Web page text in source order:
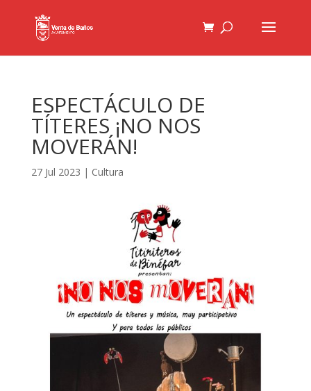
ESPECTÁCULO DE
TÍTERES ¡NO NOS
MOVERÁN!
27 Jul 2023 | Cultura